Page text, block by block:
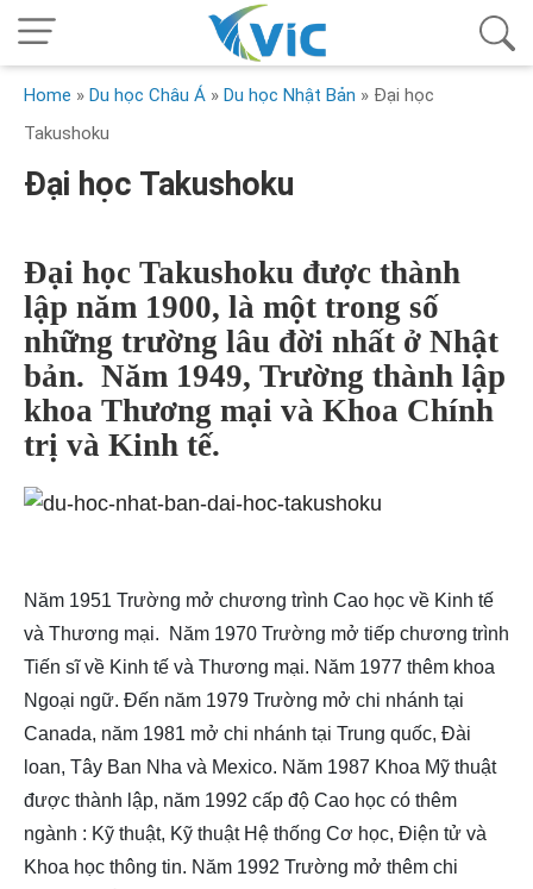
Home » Du học Châu Á » Du học Nhật Bản » Đại học
Takushoku
Đại học Takushoku
Đại học Takushoku được thành
lập năm 1900, là một trong số
những trường lâu đời nhất ở Nhật
bản. Năm 1949, Trường thành lập
khoa Thương mại và Khoa Chính
trị và Kinh tế.
Năm 1951 Trường mở chương trình Cao học về Kinh tế
và Thương mại. Năm 1970 Trường mở tiếp chương trình
Tiến sĩ về Kinh tế và Thương mại. Năm 1977 thêm khoa
Ngoại ngữ. Đến năm 1979 Trường mở chi nhánh tại
Canada, năm 1981 mở chi nhánh tại Trung quốc, Đài
loan, Tây Ban Nha và Mexico. Năm 1987 Khoa Mỹ thuật
được thành lập, năm 1992 cấp độ Cao học có thêm
ngành : Kỹ thuật, Kỹ thuật Hệ thống Cơ học, Điện tử và
Khoa học thông tin. Năm 1992 Trường mở thêm chi